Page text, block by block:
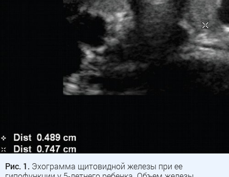
Рис. 1. Эхограмма щитовидной железы при ее